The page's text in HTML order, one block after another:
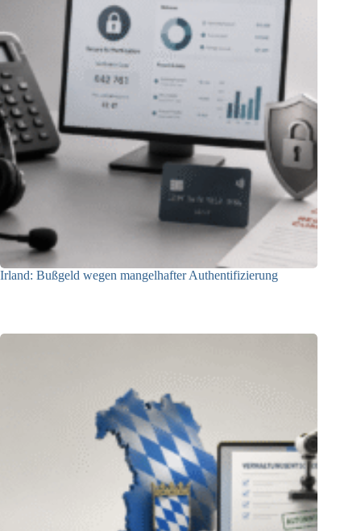
Irland: Bußgeld wegen mangelhafter Authentifizierung